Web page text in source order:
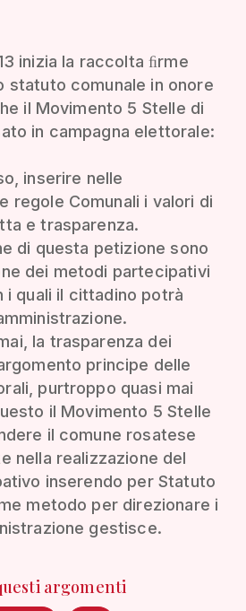
inizia la raccolta ﬁrme
statuto comunale in onore
il Movimento 5 Stelle di
in campagna elettorale:
inserire nelle
regole Comunali i valori di
e trasparenza.
di questa petizione sono
dei metodi partecipativi
i quali il cittadino potrà
la trasparenza dei
principe delle
purtroppo quasi mai
il Movimento 5 Stelle
il comune rosatese
nella realizzazione del
inserendo per Statuto
metodo per direzionare i
gestisce.
argomenti